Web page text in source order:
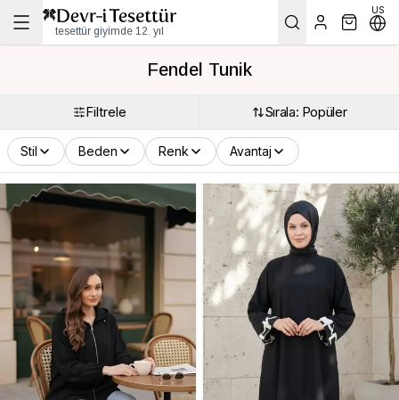
tesettür giyimde 12. yıl
US
Fendel Tunik
Filtrele Sırala: Popüler
Stil Beden Renk Avantaj